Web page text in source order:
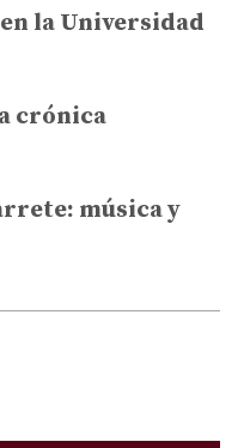
la Universidad
crónica
música y